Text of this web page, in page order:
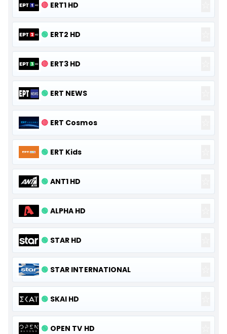
🔴 ERT1 HD
🟢 ERT2 HD
🔴 ERT3 HD
🟢 ERT NEWS
🔴 ERT Cosmos
🟢 ERT Kids
🟢 ANT1 HD
🟢 ALPHA HD
🟢 STAR HD
🟢 STAR INTERNATIONAL
🟢 SKAI HD
🟢 OPEN TV HD